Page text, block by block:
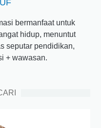
bermanfaat untuk
hidup, menuntut
seputar pendidikan,
+ wawasan.